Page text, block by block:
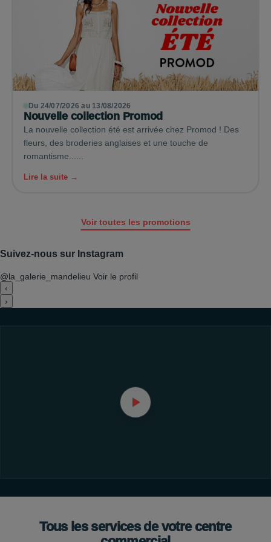
Du 24/07/2026 au 13/08/2026
Nouvelle collection Promod
La nouvelle collection été est arrivée chez Promod ! Des
fleurs, des broderies anglaises et une touche de
romantisme......
Lire la suite →
Voir toutes les promotions
Suivez-nous sur Instagram
@la_galerie_mandelieu Voir le profil
‹
›
Tous les services de votre centre